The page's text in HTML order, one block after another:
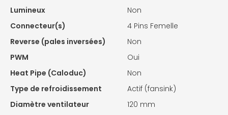
Lumineux
Non
Connecteur(s)
4 Pins Femelle
Reverse (pales inversées)
Non
PWM
Oui
Heat Pipe (Caloduc)
Non
Type de refroidissement
Actif (fansink)
Diamètre ventilateur
120 mm